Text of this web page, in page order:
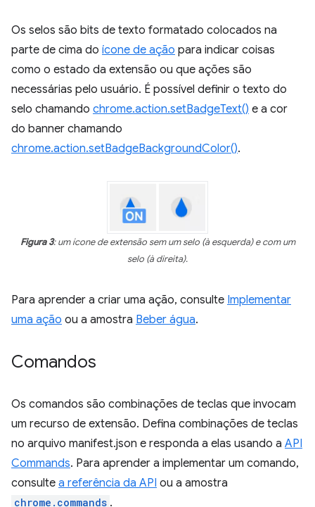
Os selos são bits de texto formatado colocados na
parte de cima do ícone de ação para indicar coisas
como o estado da extensão ou que ações são
necessárias pelo usuário. É possível definir o texto do
selo chamando chrome.action.setBadgeText() e a cor
do banner chamando
chrome.action.setBadgeBackgroundColor().
Figura 3: um ícone de extensão sem um selo (à esquerda) e com um
selo (à direita).
Para aprender a criar uma ação, consulte Implementar
uma ação ou a amostra Beber água.
Comandos
Os comandos são combinações de teclas que invocam
um recurso de extensão. Defina combinações de teclas
no arquivo manifest.json e responda a elas usando a API
Commands. Para aprender a implementar um comando,
consulte a referência da API ou a amostra
chrome.commands .